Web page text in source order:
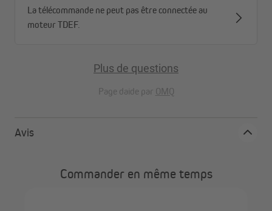
La télécommande ne peut pas être connectée au
moteur TDEF.
Plus de questions
Page daide par OMQ
Avis
Commander en même temps